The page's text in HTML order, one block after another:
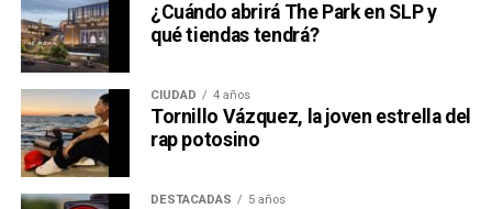
¿Cuándo abrirá The Park en SLP y
qué tiendas tendrá?
CIUDAD 4 años
Tornillo Vázquez, la joven estrella del
rap potosino
DESTACADAS 5 años